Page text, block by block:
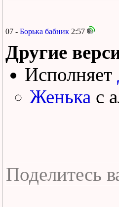
07 - Борька бабник 2:57
Другие
Исполняет
Женька с